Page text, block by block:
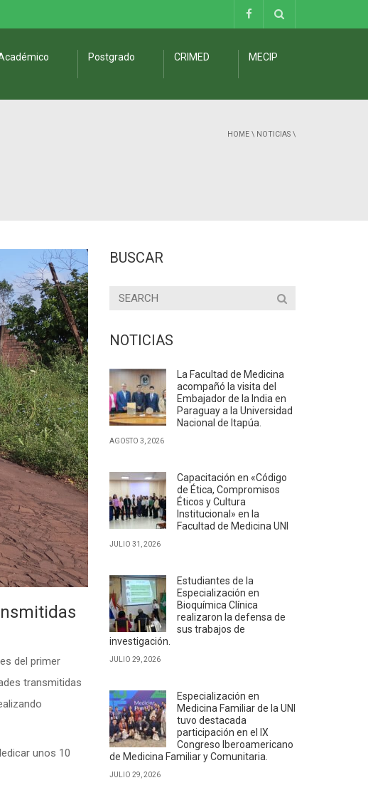
Postgrado CRIMED MECIP
HOME \ NOTICIAS \
del primer
transmitidas
unos 10
BUSCAR
NOTICIAS
La Facultad de Medicina
acompañó la visita del
Embajador de la India en
Paraguay a la Universidad
Nacional de Itapúa.
AGOSTO 3, 2026
Capacitación en «Código
de Ética, Compromisos
Éticos y Cultura
Institucional» en la
Facultad de Medicina UNI
JULIO 31, 2026
Estudiantes de la
Especialización en
Bioquímica Clínica
realizaron la defensa de
sus trabajos de
investigación.
JULIO 29, 2026
Especialización en
Medicina Familiar de la UNI
tuvo destacada
participación en el IX
Congreso Iberoamericano
de Medicina Familiar y Comunitaria.
JULIO 29, 2026